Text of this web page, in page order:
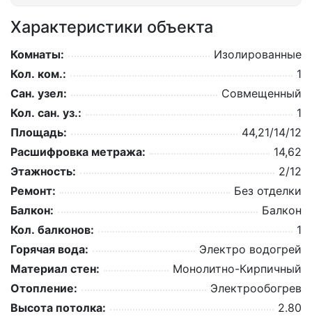
Характеристики объекта
Комнаты:
Изолированные
Кол. ком.:
1
Сан. узел:
Совмещенный
Кол. сан. уз.:
1
Площадь:
44,21/14/12
Расшифровка метража:
14,62
Этажность:
2/12
Ремонт:
Без отделки
Балкон:
Балкон
Кол. балконов:
1
Горячая вода:
Электро водогрей
Материал стен:
Монолитно-Кирпичный
Отопление:
Электрообогрев
Высота потолка:
2.80